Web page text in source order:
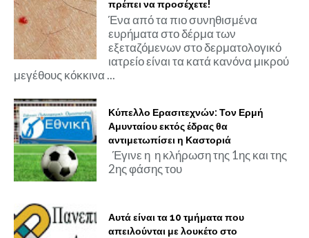
πρέπει να προσέχετε!
Ένα από τα πιο συνηθισμένα
ευρήματα στο δέρμα των
εξεταζόμενων στο δερματολογικό
ιατρείο είναι τα κατά κανόνα μικρού
μεγέθους κόκκινα ...
Κύπελλο Ερασιτεχνών: Τον Ερμή
Αμυνταίου εκτός έδρας θα
αντιμετωπίσει η Καστοριά
Έγινε η η κλήρωση της 1ης και της
2ης φάσης του
Αυτά είναι τα 10 τμήματα που
απειλούνται με λουκέτο στο